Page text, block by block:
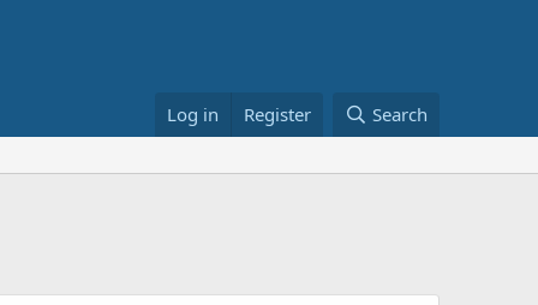
Log in Register Search